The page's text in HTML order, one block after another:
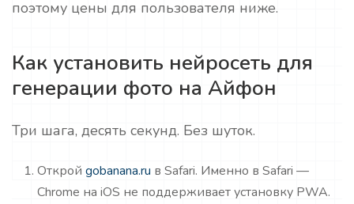
поэтому цены для пользователя ниже.
Как установить нейросеть для
генерации фото на Айфон
Три шага, десять секунд. Без шуток.
Открой gobanana.ru в Safari. Именно в Safari —
Chrome на iOS не поддерживает установку PWA.